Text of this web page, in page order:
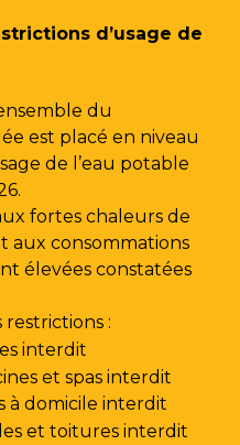
d’usage de
du
est placé en niveau
de l’eau potable
fortes chaleurs de
aux consommations
élevées constatées
restrictions :
interdit
et spas interdit
à domicile interdit
et toitures interdit